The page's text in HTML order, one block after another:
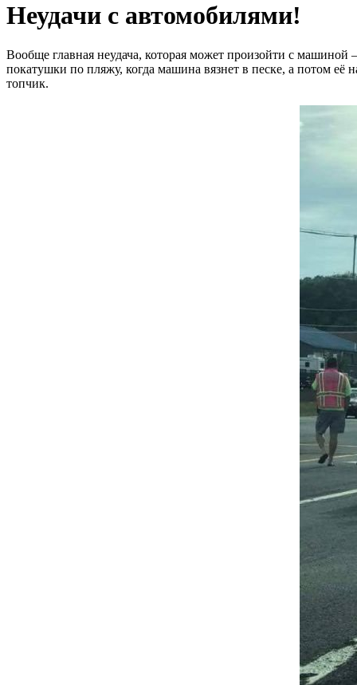
Неудачи с автомобилями!
Вообще главная неудача, которая может произойти с
покатушки по пляжу, когда машина вязнет в песке, а потом
топчик.